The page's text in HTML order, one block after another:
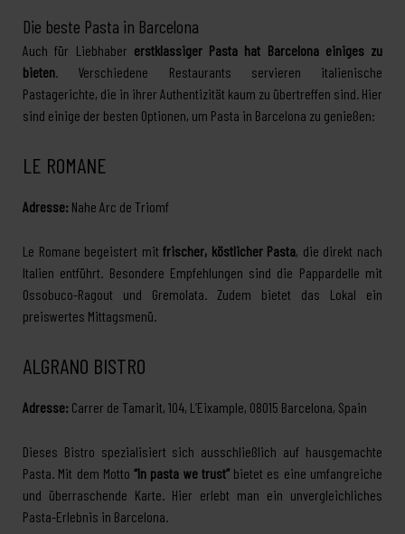
Die beste Pasta in Barcelona
Auch für Liebhaber erstklassiger Pasta hat Barcelona einiges zu
bieten. Verschiedene Restaurants servieren italienische
Pastagerichte, die in ihrer Authentizität kaum zu übertreffen sind. Hier
sind einige der besten Optionen, um Pasta in Barcelona zu genießen:
LE ROMANE
Adresse: Nahe Arc de Triomf
Le Romane begeistert mitfrischer, köstlicher Pasta, die direkt nach
Italien entführt. Besondere Empfehlungen sind die Pappardelle mit
Ossobuco-Ragout und Gremolata. Zudem bietet das Lokal ein
preiswertes Mittagsmenü.
ALGRANO BISTRO
Adresse: Carrer de Tamarit, 104, L’Eixample, 08015 Barcelona, Spain
Dieses Bistro spezialisiert sich ausschließlich auf hausgemachte
Pasta. Mit dem Motto“In pasta we trust”bietet es eine umfangreiche
und überraschende Karte. Hier erlebt man ein unvergleichliches
Pasta-Erlebnis in Barcelona.